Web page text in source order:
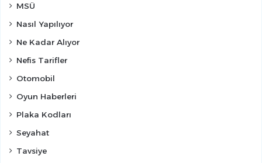
MSÜ
Nasıl Yapılıyor
Ne Kadar Alıyor
Nefis Tarifler
Otomobil
Oyun Haberleri
Plaka Kodları
Seyahat
Tavsiye